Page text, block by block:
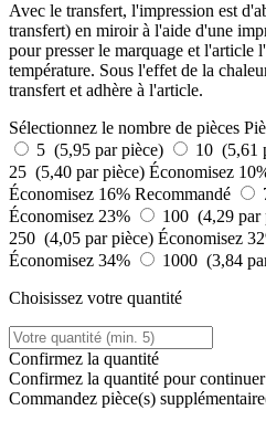
Avec le transfert, l'impression est
transfert) en miroir à l'aide d'une
pour presser le marquage et l'article
température. Sous l'effet de la
transfert et adhère à l'article.
Sélectionnez le nombre de pièces
5 (5,95 par pièce)
10 (5,61
25 (5,40 par pièce) Économisez
Économisez 16% Recommandé
Économisez 23%
100 (4,29 par
250 (4,05 par pièce) Économisez
Économisez 34%
1000 (3,84
Choisissez votre quantité
Confirmez la quantité
Confirmez la quantité pour continuer
Commandez pièce(s)